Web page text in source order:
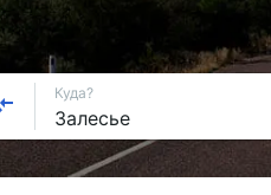
Куда?